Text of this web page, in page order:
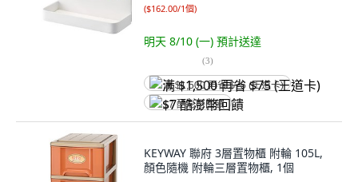
($162.00/1個)
明天 8/10 (一) 預計送達
(3)
满 $1,500 再省 $75 (王道卡)
$7 酷澎幣回饋
KEYWAY 聯府 3層置物櫃 附輪 105L,
顏色隨機 附輪三層置物櫃, 1個